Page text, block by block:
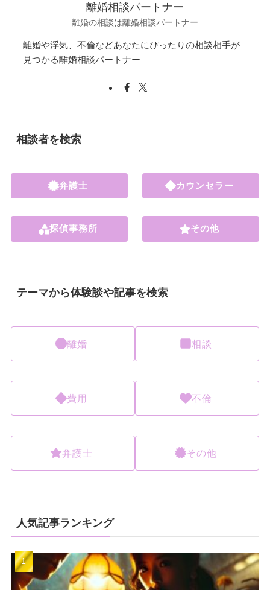
離婚相談パートナー
離婚の相談は離婚相談パートナー
離婚や浮気、不倫などあなたにぴったりの相談相手が
見つかる離婚相談パートナー
相談者を検索
弁護士
探偵事務所
カウンセラー
その他
テーマから体験談や記事を検索
離婚 相談
費用 不倫
弁護士 その他
人気記事ランキング